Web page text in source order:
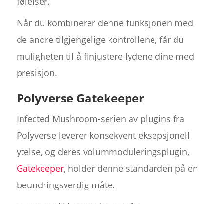
Når du kombinerer denne funksjonen med
de andre tilgjengelige kontrollene, får du
muligheten til å finjustere lydene dine med
presisjon.
Polyverse Gatekeeper
Infected Mushroom-serien av plugins fra
Polyverse leverer konsekvent eksepsjonell
ytelse, og deres volummoduleringsplugin,
Gatekeeper, holder denne standarden på en
beundringsverdig måte.